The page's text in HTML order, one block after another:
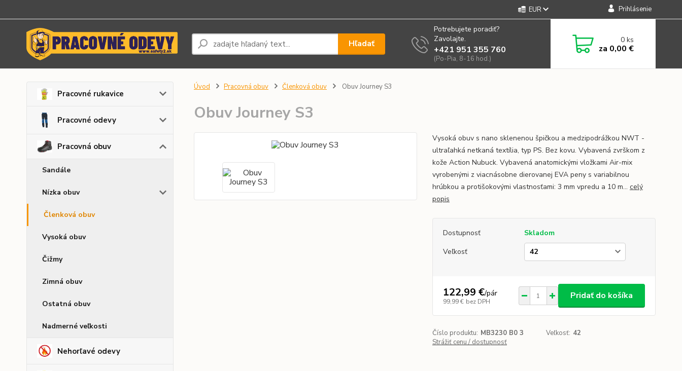
EUR Prihlásenie
Hľadať
Potrebujete poradiť?
Zavolajte.
+421 951 355 760
(Po-Pia, 8-16 hod.)
0ks
za 0,00 €
Pracovné rukavice
Pracovné odevy
Pracovná obuv
Sandále
Nízka obuv
Členková obuv
Vysoká obuv
Čižmy
Zimná obuv
Ostatná obuv
Nadmerné veľkosti
Nehorľavé odevy
Úvod Pracovná obuv Členková obuv Obuv Journey S3
Obuv Journey S3
Vysoká obuv s nano sklenenou špičkou a medzipodrážkou NWT -
ultraľahká netkaná textília, typ PS. Bez kovu. Vybavená zvrškom z
kože Action Nubuck. Vybavená anatomickými vložkami Air-mix
vyrobenými z viacnásobne dierovanej EVA peny s variabilnou
hrúbkou a protišokovými vlastnosťami: 3 mm vpredu a 10 m... celý
popis
Dostupnosť
Skladom
Veľkosť
122,99 €/pár
99,99 € bez DPH
Pridať do košíka
Číslo produktu: MB3230 B0 3 Veľkosť: 42
Strážiť cenu / dostupnosť